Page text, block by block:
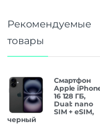
Рекомендуемые
товары
Смартфон
Apple
16 128 ГБ,
Dual: nano
SIM + eSIM,
черный